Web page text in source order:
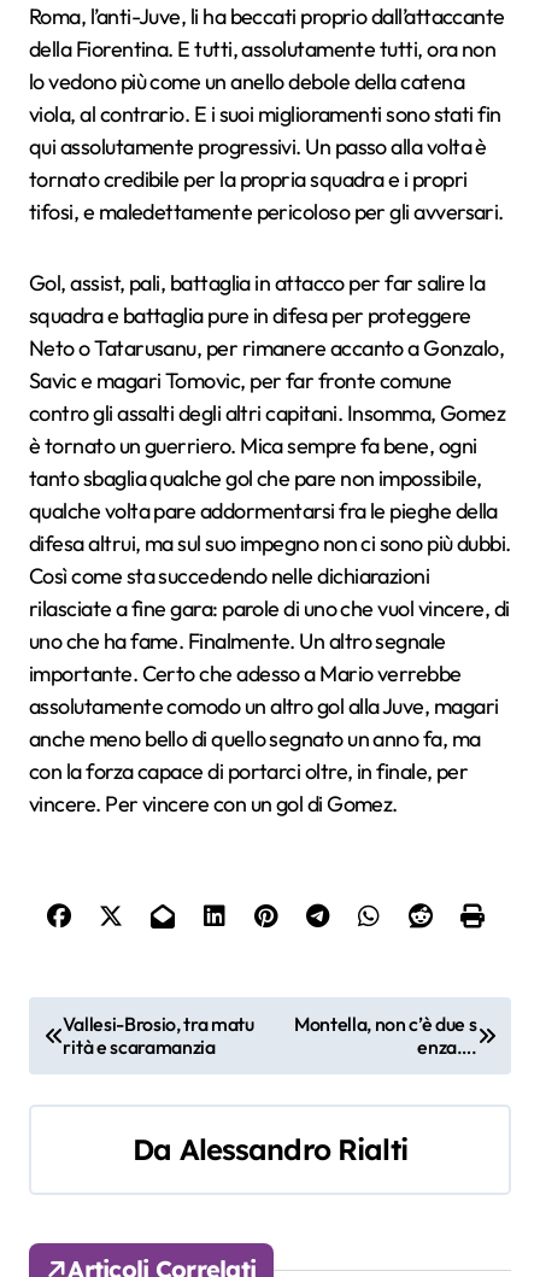
Roma, l’anti-Juve, li ha beccati proprio dall’attaccante
della Fiorentina. E tutti, assolutamente tutti, ora non
lo vedono più come un anello debole della catena
viola, al contrario. E i suoi miglioramenti sono stati fin
qui assolutamente progressivi. Un passo alla volta è
tornato credibile per la propria squadra e i propri
tifosi, e maledettamente pericoloso per gli avversari.
Gol, assist, pali, battaglia in attacco per far salire la
squadra e battaglia pure in difesa per proteggere
Neto o Tatarusanu, per rimanere accanto a Gonzalo,
Savic e magari Tomovic, per far fronte comune
contro gli assalti degli altri capitani. Insomma, Gomez
è tornato un guerriero. Mica sempre fa bene, ogni
tanto sbaglia qualche gol che pare non impossibile,
qualche volta pare addormentarsi fra le pieghe della
difesa altrui, ma sul suo impegno non ci sono più dubbi.
Così come sta succedendo nelle dichiarazioni
rilasciate a fine gara: parole di uno che vuol vincere, di
uno che ha fame. Finalmente. Un altro segnale
importante. Certo che adesso a Mario verrebbe
assolutamente comodo un altro gol alla Juve, magari
anche meno bello di quello segnato un anno fa, ma
con la forza capace di portarci oltre, in finale, per
vincere. Per vincere con un gol di Gomez.
N
a
v
Vallesi-Brosio, tra matu
rità e scaramanzia
Montella, non c’è due s
enza….
Da Alessandro Rialti
Articoli Correlati